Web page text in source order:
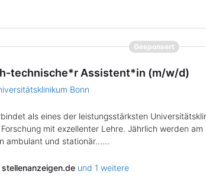
Gesponsert
technische*r Assistent*in (m/w/d)
Bonn
als eines der leistungsstärksten
mit exzellenter Lehre. Jährlich werden am
ambulant und stationär......
stellenanzeigen.de und 1 weitere